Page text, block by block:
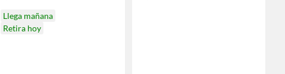
Llega mañana
Retira hoy